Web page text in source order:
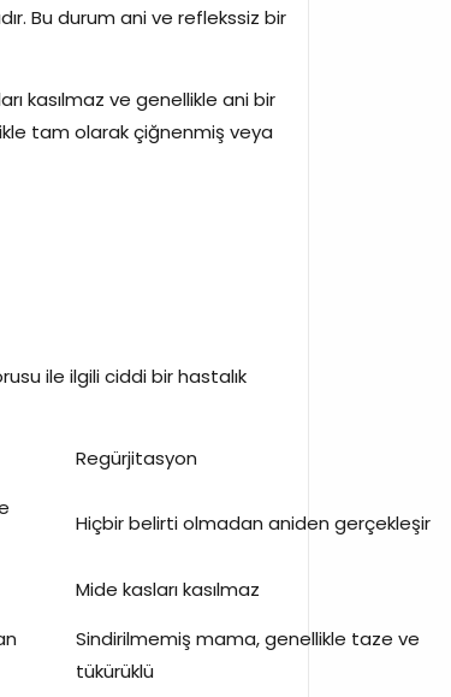
Bu durum ani ve reflekssiz bir
kasılmaz ve genellikle ani bir
tam olarak çiğnenmiş veya
ile ilgili ciddi bir hastalık
Regürjitasyon
Hiçbir belirti olmadan aniden gerçekleşir
Mide kasları kasılmaz
Sindirilmemiş mama, genellikle taze ve
tükürüklü